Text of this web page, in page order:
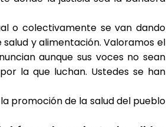
o colectivamente se van dando
y alimentación. Valoramos el
aunque sus voces no sean
la que luchan. Ustedes se han
promoción de la salud del pueblo